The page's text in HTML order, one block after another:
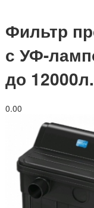
Фильтр
с УФ-
до
0.00